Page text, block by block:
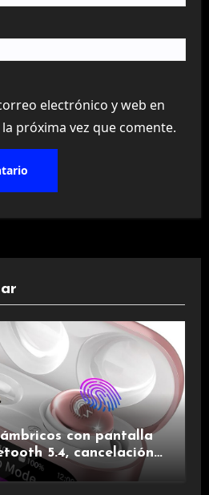
electrónico y web en
próxima vez que comente.
con pantalla
5.4, cancelación
y de larga